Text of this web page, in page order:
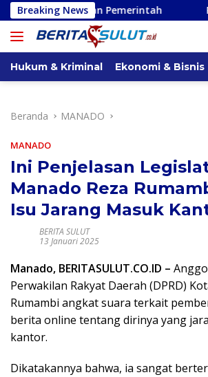
Langsung
ke
konten
Breaking News
Pemerintah Remly Kandoli
Hukum & Kriminal Ekonomi & Bisnis
Beranda MANADO
MANADO
Ini Penjelasan
Manado Reza
Isu Jarang Masuk
BERITA SULUT
13 Januari 2025
Manado, BERITASULUT.CO.ID –
Perwakilan Rakyat Daerah (DPRD)
Rumambi angkat suara terkait
berita online tentang dirinya yang
kantor.
Dikatakannya bahwa, ia sangat